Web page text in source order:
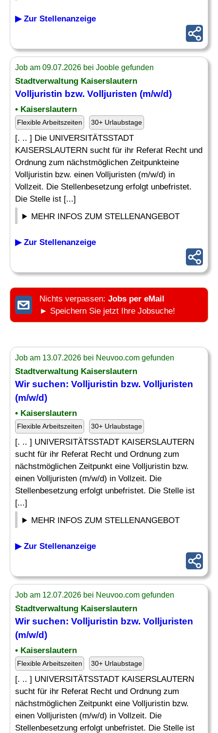
▶ Zur Stellenanzeige
Job am 09.07.2026 bei Jooble gefunden
Stadtverwaltung Kaiserslautern
Volljuristin bzw. Volljuristen (m/w/d)
• Kaiserslautern
Flexible Arbeitszeiten 30+ Urlaubstage
[. .. ] Die UNIVERSITÄTSSTADT
KAISERSLAUTERN sucht für ihr Referat Recht und
Ordnung zum nächstmöglichen Zeitpunkteine
Volljuristin bzw. einen Volljuristen (m/w/d) in
Vollzeit. Die Stellenbesetzung erfolgt unbefristet.
Die Stelle ist [...]
MEHR INFOS ZUM STELLENANGEBOT
▶ Zur Stellenanzeige
Nichts verpassen: Jobs per eMail
► Speichern Sie jetzt Ihre Jobsuche!
Job am 13.07.2026 bei Neuvoo.com gefunden
Stadtverwaltung Kaiserslautern
Wir suchen: Volljuristin bzw. Volljuristen
(m/w/d)
• Kaiserslautern
Flexible Arbeitszeiten 30+ Urlaubstage
[. .. ] UNIVERSITÄTSSTADT KAISERSLAUTERN
sucht für ihr Referat Recht und Ordnung zum
nächstmöglichen Zeitpunkt eine Volljuristin bzw.
einen Volljuristen (m/w/d) in Vollzeit. Die
Stellenbesetzung erfolgt unbefristet. Die Stelle ist
[...]
MEHR INFOS ZUM STELLENANGEBOT
▶ Zur Stellenanzeige
Job am 12.07.2026 bei Neuvoo.com gefunden
Stadtverwaltung Kaiserslautern
Wir suchen: Volljuristin bzw. Volljuristen
(m/w/d)
• Kaiserslautern
Flexible Arbeitszeiten 30+ Urlaubstage
[. .. ] UNIVERSITÄTSSTADT KAISERSLAUTERN
sucht für ihr Referat Recht und Ordnung zum
nächstmöglichen Zeitpunkt eine Volljuristin bzw.
einen Volljuristen (m/w/d) in Vollzeit. Die
Stellenbesetzung erfolgt unbefristet. Die Stelle ist